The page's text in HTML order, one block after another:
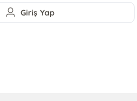
Giriş Yap